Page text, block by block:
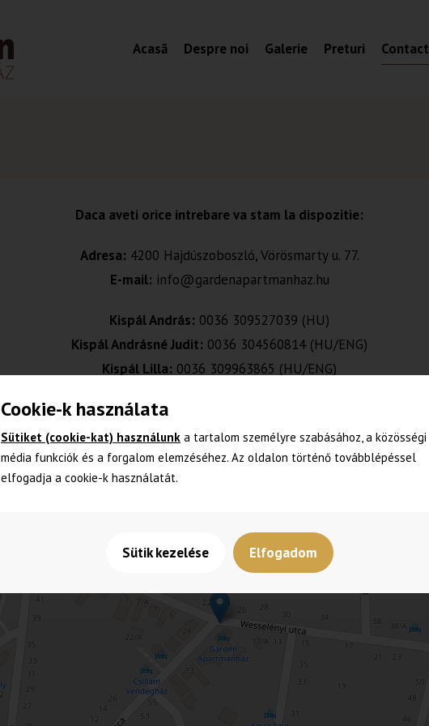
Acasă Despre noi Galerie Preturi Contact
Daca aveti orice intrebare va stam la dispozitie:
Adresa: 4200 Hajdúszoboszló, Vörösmarty u. 77.
E-mail: info@gardenapartmanhaz.hu
Kispál András: 0036 309527039 (HU)
Kispál Andrásné Judit: 0036 304560814 (HU/ENG)
Kispál Lilla: 0036 309963865 (HU/ENG)
Cookie-k használata
Sütiket (cookie-kat) használunk a tartalom személyre szabásához, a közösségi
média funkciók és a forgalom elemzéséhez. Az oldalon történő továbblépéssel
elfogadja a cookie-k használatát.
Sütik kezelése Elfogadom